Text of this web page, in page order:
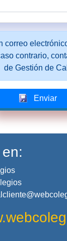
correo
contrario,
de Gestión de